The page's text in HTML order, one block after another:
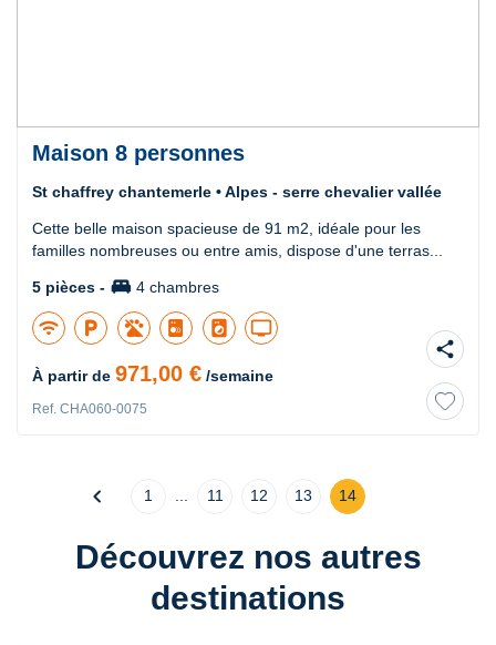
Maison 8 personnes
St chaffrey chantemerle • Alpes - serre chevalier vallée
Cette belle maison spacieuse de 91 m2, idéale pour les
familles nombreuses ou entre amis, dispose d'une terras...
5 pièces - king_bed 4 chambres
wifi local_parking local_laundry_service tv
À partir de 971,00 € /semaine
Ref. CHA060-0075
share
chevron_left 1 ... 11 12 13 14
Découvrez nos autres
destinations